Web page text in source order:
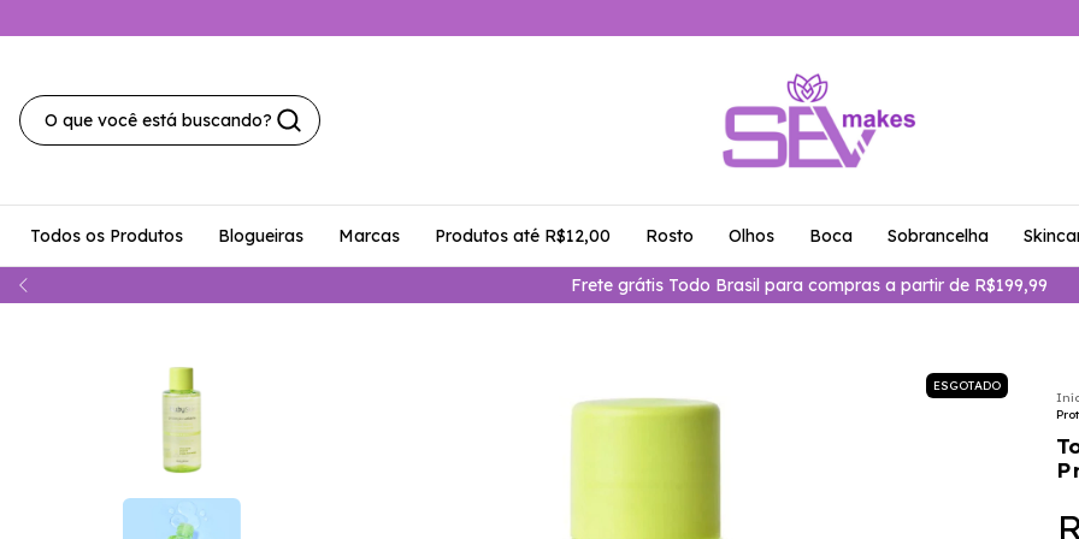
Frete grátis Todo Brasil para compras a partir de R$199,99
Todos os Produtos Blogueiras Marcas Produtos até R$12,00 Rosto Olhos Boca Sobrancelha
ESGOTADO